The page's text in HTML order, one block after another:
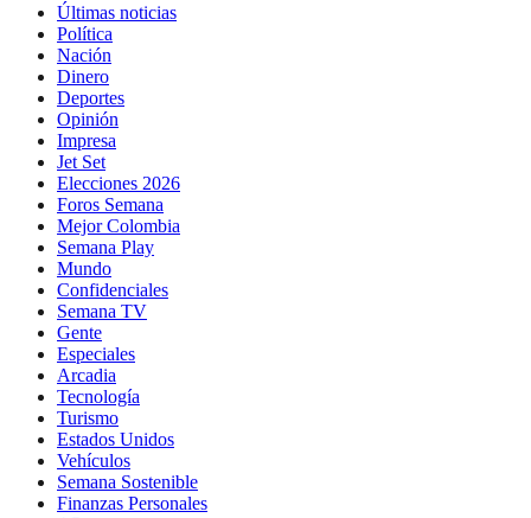
Últimas noticias
Política
Nación
Dinero
Deportes
Opinión
Impresa
Jet Set
Elecciones 2026
Foros Semana
Mejor Colombia
Semana Play
Mundo
Confidenciales
Semana TV
Gente
Especiales
Arcadia
Tecnología
Turismo
Estados Unidos
Vehículos
Semana Sostenible
Finanzas Personales